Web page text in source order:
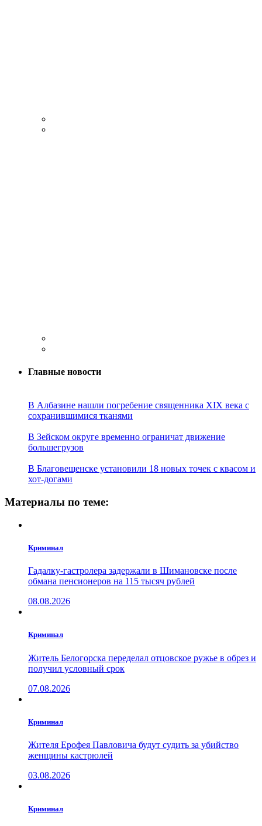
Главные новости
В Албазине нашли погребение священника XIX века с
сохранившимися тканями
В Зейском округе временно ограничат движение
большегрузов
В Благовещенске установили 18 новых точек с квасом и
хот-догами
Материалы по теме:
Криминал
Гадалку-гастролера задержали в Шимановске после
обмана пенсионеров на 115 тысяч рублей
08.08.2026
Криминал
Житель Белогорска переделал отцовское ружье в обрез и
получил условный срок
07.08.2026
Криминал
Жителя Ерофея Павловича будут судить за убийство
женщины кастрюлей
03.08.2026
Криминал